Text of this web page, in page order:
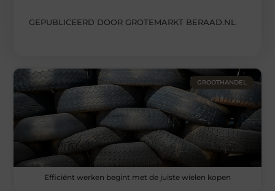
GEPUBLICEERD DOOR GROTEMARKT BERAAD.NL
GROOTHANDEL
Efficiënt werken begint met de juiste wielen kopen